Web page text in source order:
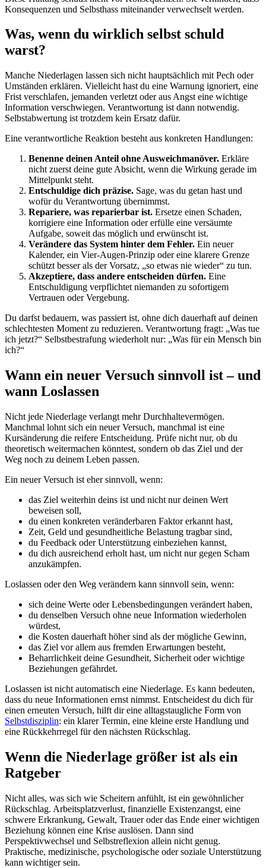
Konsequenzen und Selbsthass miteinander verwechselt werden.
Was, wenn du wirklich selbst schuld
warst?
Manche Niederlagen lassen sich nicht hauptsächlich mit Pech oder
Umständen erklären. Vielleicht hast du eine Warnung ignoriert, eine
Frist verschlafen, jemanden verletzt oder aus Angst eine wichtige
Information verschwiegen. Verantwortung ist dann notwendig.
Selbstabwertung ist trotzdem kein Ersatz dafür.
Eine verantwortliche Reaktion besteht aus konkreten Handlungen:
Benenne deinen Anteil ohne Ausweichmanöver. Erkläre
nicht zuerst deine gute Absicht, wenn die Wirkung gerade im
Mittelpunkt steht.
Entschuldige dich präzise. Sage, was du getan hast und
wofür du Verantwortung übernimmst.
Repariere, was reparierbar ist. Ersetze einen Schaden,
korrigiere eine Information oder erfülle eine versäumte
Aufgabe, soweit das möglich und erwünscht ist.
Verändere das System hinter dem Fehler. Ein neuer
Kalender, ein Vier-Augen-Prinzip oder eine klarere Grenze
schützt besser als der Vorsatz, „so etwas nie wieder“ zu tun.
Akzeptiere, dass andere entscheiden dürfen. Eine
Entschuldigung verpflichtet niemanden zu sofortigem
Vertrauen oder Vergebung.
Du darfst bedauern, was passiert ist, ohne dich dauerhaft auf deinen
schlechtesten Moment zu reduzieren. Verantwortung fragt: „Was tue
ich jetzt?“ Selbstbestrafung wiederholt nur: „Was für ein Mensch bin
ich?“
Wann ein neuer Versuch sinnvoll ist – und
wann Loslassen
Nicht jede Niederlage verlangt mehr Durchhaltevermögen.
Manchmal lohnt sich ein neuer Versuch, manchmal ist eine
Kursänderung die reifere Entscheidung. Prüfe nicht nur, ob du
theoretisch weitermachen könntest, sondern ob das Ziel und der
Weg noch zu deinem Leben passen.
Ein neuer Versuch ist eher sinnvoll, wenn:
das Ziel weiterhin deins ist und nicht nur deinen Wert
beweisen soll,
du einen konkreten veränderbaren Faktor erkannt hast,
Zeit, Geld und gesundheitliche Belastung tragbar sind,
du Feedback oder Unterstützung einbeziehen kannst,
du dich ausreichend erholt hast, um nicht nur gegen Scham
anzukämpfen.
Loslassen oder den Weg verändern kann sinnvoll sein, wenn:
sich deine Werte oder Lebensbedingungen verändert haben,
du denselben Versuch ohne neue Information wiederholen
würdest,
die Kosten dauerhaft höher sind als der mögliche Gewinn,
das Ziel vor allem aus fremden Erwartungen besteht,
Beharrlichkeit deine Gesundheit, Sicherheit oder wichtige
Beziehungen gefährdet.
Loslassen ist nicht automatisch eine Niederlage. Es kann bedeuten,
dass du neue Informationen ernst nimmst. Entscheidest du dich für
einen erneuten Versuch, hilft dir eine alltagstaugliche Form von
Selbstdisziplin: ein klarer Termin, eine kleine erste Handlung und
eine Rückkehrregel für den nächsten Rückschlag.
Wenn die Niederlage größer ist als ein
Ratgeber
Nicht alles, was sich wie Scheitern anfühlt, ist ein gewöhnlicher
Rückschlag. Arbeitsplatzverlust, finanzielle Existenzangst, eine
schwere Erkrankung, Gewalt, Trauer oder das Ende einer wichtigen
Beziehung können eine Krise auslösen. Dann sind
Perspektivwechsel und Selbstreflexion allein nicht genug.
Praktische, medizinische, psychologische oder soziale Unterstützung
kann wichtiger sein.